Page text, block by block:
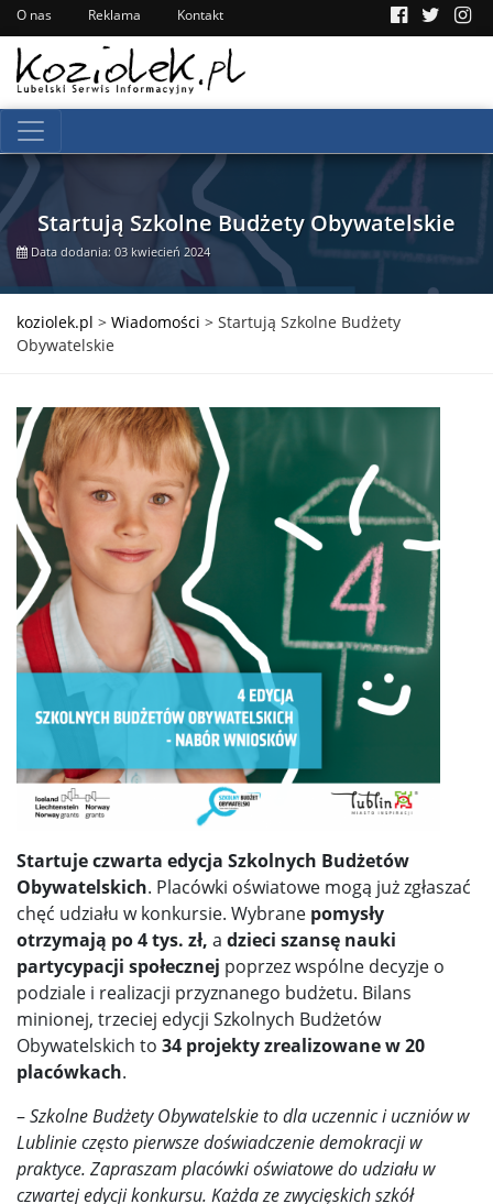
O nas Reklama Kontakt
Startują Szkolne Budżety Obywatelskie
Data dodania: 03 kwiecień 2024
koziolek.pl > Wiadomości > Startują Szkolne Budżety
Obywatelskie
Startuje czwarta edycja Szkolnych Budżetów
Obywatelskich. Placówki oświatowe mogą już zgłaszać
chęć udziału w konkursie. Wybrane pomysły
otrzymają po 4 tys. zł, a dzieci szansę nauki
partycypacji społecznej poprzez wspólne decyzje o
podziale i realizacji przyznanego budżetu. Bilans
minionej, trzeciej edycji Szkolnych Budżetów
Obywatelskich to 34 projekty zrealizowane w 20
placówkach.
–Szkolne Budżety Obywatelskie to dla uczennic i uczniów w
Lublinie często pierwsze doświadczenie demokracji w
praktyce. Zapraszam placówki oświatowe do udziału w
czwartej edycji konkursu. Każda ze zwycięskich szkół